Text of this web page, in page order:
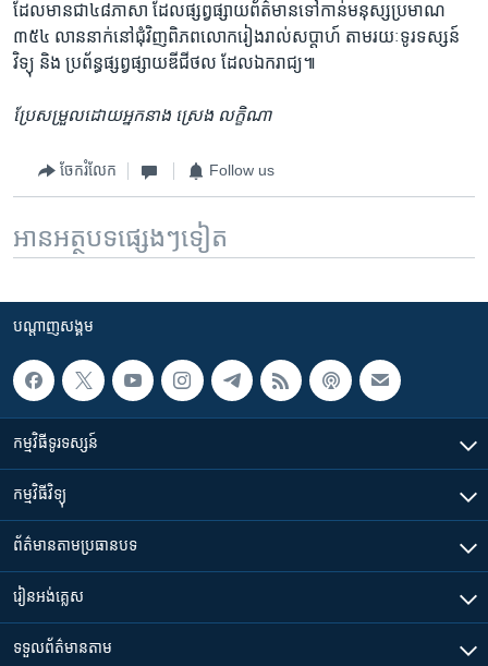
ដែល​មានជា​៤៨​ភាសា ដែល​ផ្សព្វផ្សាយ​ព័ត៌មាន​ទៅ​កាន់​មនុស្ស​ប្រមាណ
៣៥៤ លាន​នាក់​នៅ​ជុំវិញ​ពិភពលោក​រៀងរាល់​សប្ដាហ៍ តាមរយៈ​ទូរទស្សន៍
វិទ្យុ និង ប្រព័ន្ធផ្សព្វផ្សាយ​ឌីជីថល​ ដែល​ឯករាជ្យ៕
ប្រែសម្រួលដោយអ្នកនាង ស្រេង លក្ខិណា
ចែករំលែក Follow us
អានអត្ថបទផ្សេងៗទៀត
បណ្តាញ​សង្គម
កម្មវិធី​ទូរទស្សន៍
កម្មវិធី​វិទ្យុ
ព័ត៌មាន​តាមប្រធានបទ​
រៀន​​អង់គ្លេស
ទទួល​ព័ត៌មាន​តាម